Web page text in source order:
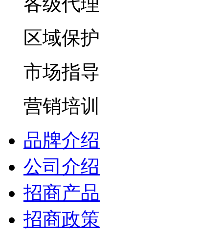
区域保护
市场指导
营销培训
品牌介绍
公司介绍
招商产品
招商政策